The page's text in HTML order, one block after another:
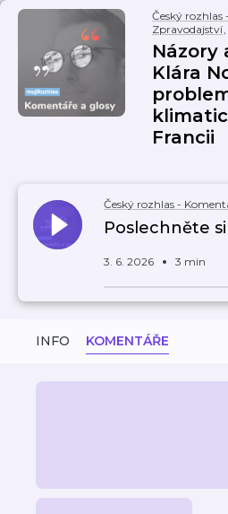
Český rozhlas
Zpravodajství,
Názory
Klára
Francii
Český rozhlas -
Poslechněte
3. 6. 2026 3 min
INFO KOMENTÁŘE